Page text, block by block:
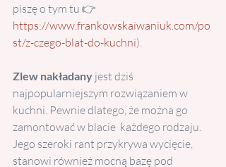
piszę o tym tu 👉
https://www.frankowskaiwaniuk.com/po
st/z-czego-blat-do-kuchni).
Zlew nakładany jest dziś
najpopularniejszym rozwiązaniem w
kuchni. Pewnie dlatego, że można go
zamontować w blacie  każdego rodzaju.
Jego szeroki rant przykrywa wycięcie,
stanowi również mocną bazę pod